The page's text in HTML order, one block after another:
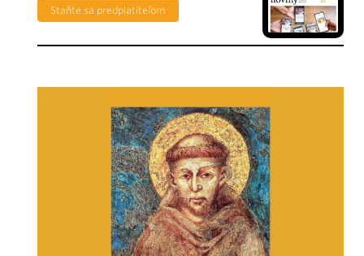
Staňte sa predplatiteľom